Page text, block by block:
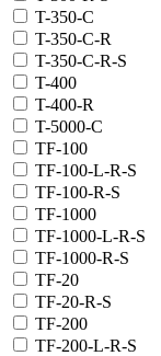
T-350-C
T-350-C-R
T-350-C-R-S
T-400
T-400-R
T-5000-C
TF-100
TF-100-L-R-S
TF-100-R-S
TF-1000
TF-1000-L-R-S
TF-1000-R-S
TF-20
TF-20-R-S
TF-200
TF-200-L-R-S